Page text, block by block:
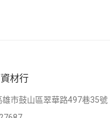
材行
雄市鼓山區翠華路497巷35號